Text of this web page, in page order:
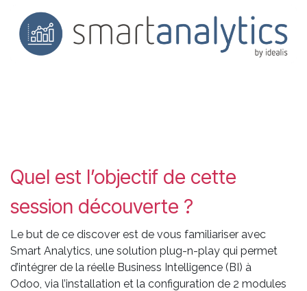
Quel est l’objectif de cette
session découverte ?
Le but de ce discover est de vous familiariser avec
Smart Analytics, une solution plug-n-play qui permet
d’intégrer de la réelle Business Intelligence (BI) à
Odoo, via l’installation et la configuration de 2 modules